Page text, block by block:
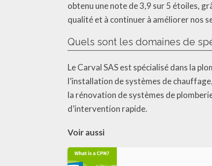
obtenu une note de 3,9 sur 5 étoiles,
qualité et à continuer à améliorer nos
Quels sont les domaines de
Le Carval SAS est spécialisé dans la
l’installation de systèmes de
la rénovation de systèmes de
d’intervention rapide.
Voir aussi